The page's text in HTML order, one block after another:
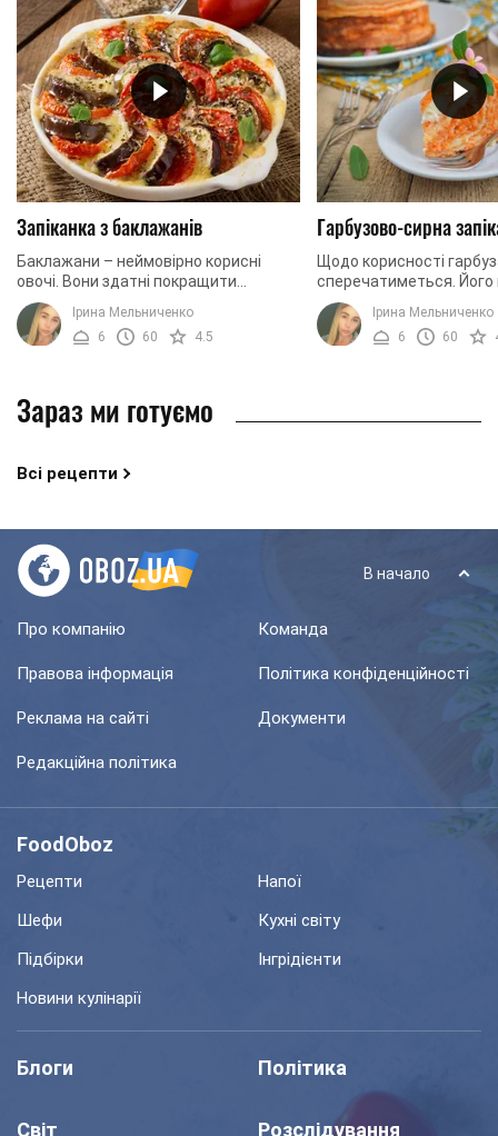
Запіканка з баклажанів
Баклажани – неймовірно корисні
овочі. Вони здатні покращити
пам'ять, а також служать
прекрасним антиоксидантом. Крім
того, вживання баклажанів ...
Ірина Мельниченко
6
60 4.5
Гарбузово-сирна
Щодо корисності
сперечатиметься. Його
вживати, якщо ви
своє здоров'я. Крім
пригоді людям, ...
Ірина Мельниченко
6
60
Зараз ми готуємо
Всі рецепти
В начало
Про компанію Команда
Правова інформація Політика конфіденційності
Реклама на сайті Документи
Редакційна політика
FoodOboz
Рецепти
Напої
Шефи
Кухні світу
Підбірки
Інгрідієнти
Новини кулінарії
Блоги Політика
Світ Розслідування